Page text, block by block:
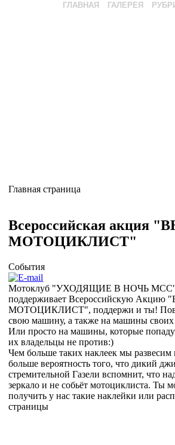
ГЛАВНАЯ ГАЛЕРЕЯ
Главная страница
Всероссийская акция
МОТОЦИКЛИСТ"
События
Мотоклуб "УХОДЯЩИЕ В НОЧЬ МСС"
поддерживает Всероссийскую
МОТОЦИКЛИСТ", поддержи и ты!
свою машину, а также на машины своих
Или просто на машины, которые
их владельцы не против:)
Чем больше таких наклеек мы развесим
больше вероятность того, что дикий
стремительной Газели вспомнит, что
зеркало и не собьёт мотоциклиста. Ты
получить у нас такие наклейки или
страницы